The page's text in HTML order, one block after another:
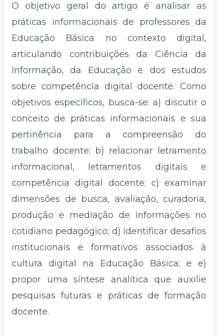
O objetivo geral do artigo é analisar as
práticas informacionais de professores da
Educação Básica no contexto digital,
articulando contribuições da Ciência da
Informação, da Educação e dos estudos
sobre competência digital docente. Como
objetivos específicos, busca-se: a) discutir o
conceito de práticas informacionais e sua
pertinência para a compreensão do
trabalho docente; b) relacionar letramento
informacional, letramentos digitais e
competência digital docente; c) examinar
dimensões de busca, avaliação, curadoria,
produção e mediação de informações no
cotidiano pedagógico; d) identificar desafios
institucionais e formativos associados à
cultura digital na Educação Básica; e e)
propor uma síntese analítica que auxilie
pesquisas futuras e práticas de formação
docente.